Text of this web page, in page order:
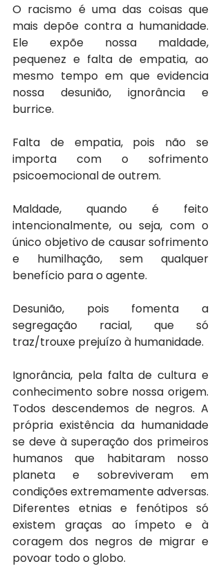
O racismo é uma das coisas que
mais depõe contra a humanidade.
Ele expõe nossa maldade,
pequenez e falta de empatia, ao
mesmo tempo em que evidencia
nossa desunião, ignorância e
burrice.
Falta de empatia, pois não se
importa com o sofrimento
psicoemocional de outrem.
Maldade, quando é feito
intencionalmente, ou seja, com o
único objetivo de causar sofrimento
e humilhação, sem qualquer
benefício para o agente.
Desunião, pois fomenta a
segregação racial, que só
traz/trouxe prejuízo à humanidade.
Ignorância, pela falta de cultura e
conhecimento sobre nossa origem.
Todos descendemos de negros. A
própria existência da humanidade
se deve à superação dos primeiros
humanos que habitaram nosso
planeta e sobreviveram em
condições extremamente adversas.
Diferentes etnias e fenótipos só
existem graças ao ímpeto e à
coragem dos negros de migrar e
povoar todo o globo.